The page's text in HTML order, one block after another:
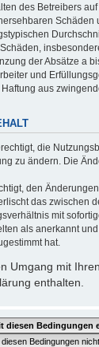
des Betreibers
Schäden
der Absätze a
und
aus
die
zu ändern. Die
den
das zwischen
mit
als anerkannt
hat.
Umgang mit
enthalten.